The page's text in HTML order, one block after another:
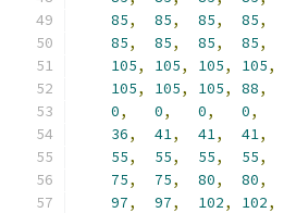
85, 85, 85, 85,
85, 85, 85, 85,
105, 105, 105, 105,
105, 105, 105, 88,
0, 0, 0, 0,
36, 41, 41, 41,
55, 55, 55, 55,
75, 75, 80, 80,
97, 97, 102, 102,